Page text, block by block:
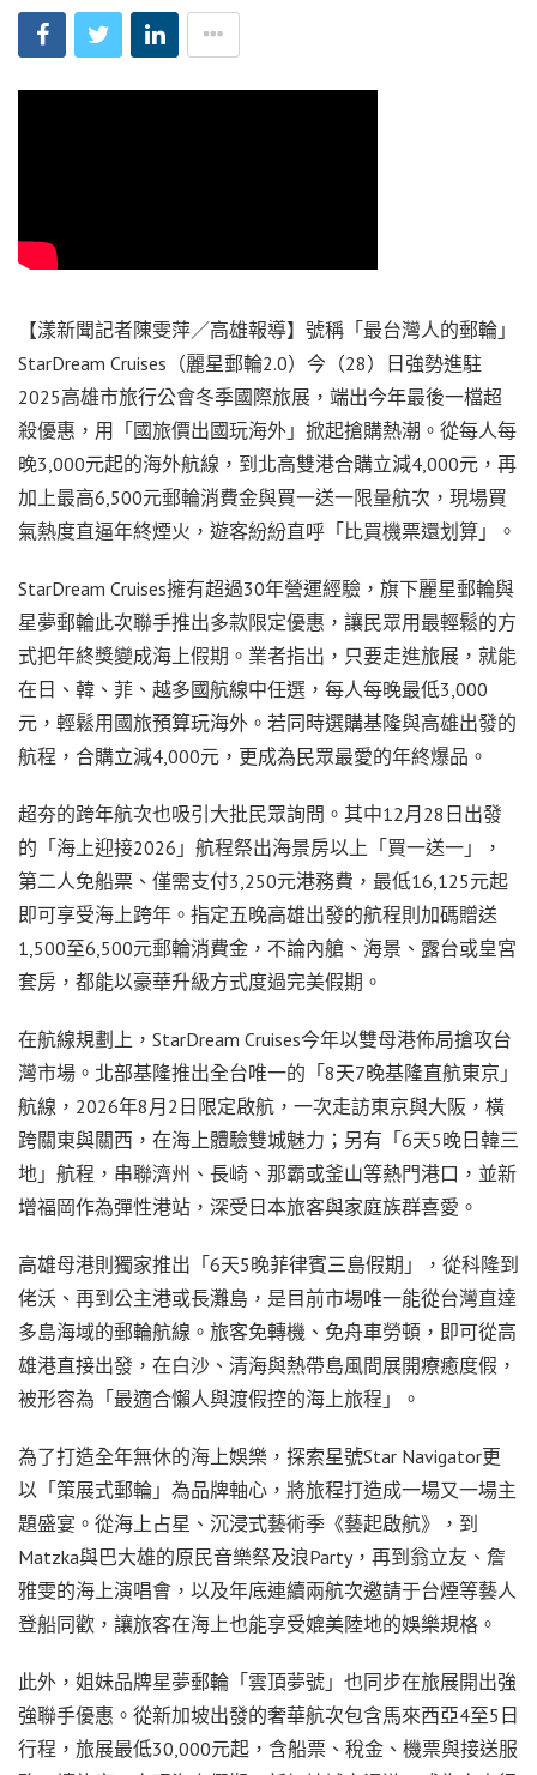
【漾新聞記者陳雯萍／高雄報導】號稱「最台灣人的郵輪」
StarDream Cruises（麗星郵輪2.0）今（28）日強勢進駐
2025高雄市旅行公會冬季國際旅展，端出今年最後一檔超
殺優惠，用「國旅價出國玩海外」掀起搶購熱潮。從每人每
晚3,000元起的海外航線，到北高雙港合購立減4,000元，再
加上最高6,500元郵輪消費金與買一送一限量航次，現場買
氣熱度直逼年終煙火，遊客紛紛直呼「比買機票還划算」。
StarDream Cruises擁有超過30年營運經驗，旗下麗星郵輪與
星夢郵輪此次聯手推出多款限定優惠，讓民眾用最輕鬆的方
式把年終獎變成海上假期。業者指出，只要走進旅展，就能
在日、韓、菲、越多國航線中任選，每人每晚最低3,000
元，輕鬆用國旅預算玩海外。若同時選購基隆與高雄出發的
航程，合購立減4,000元，更成為民眾最愛的年終爆品。
超夯的跨年航次也吸引大批民眾詢問。其中12月28日出發
的「海上迎接2026」航程祭出海景房以上「買一送一」，
第二人免船票、僅需支付3,250元港務費，最低16,125元起
即可享受海上跨年。指定五晚高雄出發的航程則加碼贈送
1,500至6,500元郵輪消費金，不論內艙、海景、露台或皇宮
套房，都能以豪華升級方式度過完美假期。
在航線規劃上，StarDream Cruises今年以雙母港佈局搶攻台
灣市場。北部基隆推出全台唯一的「8天7晚基隆直航東京」
航線，2026年8月2日限定啟航，一次走訪東京與大阪，橫
跨關東與關西，在海上體驗雙城魅力；另有「6天5晚日韓三
地」航程，串聯濟州、長崎、那霸或釜山等熱門港口，並新
增福岡作為彈性港站，深受日本旅客與家庭族群喜愛。
高雄母港則獨家推出「6天5晚菲律賓三島假期」，從科隆到
佬沃、再到公主港或長灘島，是目前市場唯一能從台灣直達
多島海域的郵輪航線。旅客免轉機、免舟車勞頓，即可從高
雄港直接出發，在白沙、清海與熱帶島風間展開療癒度假，
被形容為「最適合懶人與渡假控的海上旅程」。
為了打造全年無休的海上娛樂，探索星號Star Navigator更
以「策展式郵輪」為品牌軸心，將旅程打造成一場又一場主
題盛宴。從海上占星、沉浸式藝術季《藝起啟航》，到
Matzka與巴大雄的原民音樂祭及浪Party，再到翁立友、詹
雅雯的海上演唱會，以及年底連續兩航次邀請于台煙等藝人
登船同歡，讓旅客在海上也能享受媲美陸地的娛樂規格。
此外，姐妹品牌星夢郵輪「雲頂夢號」也同步在旅展開出強
強聯手優惠。從新加坡出發的奢華航次包含馬來西亞4至5日
行程，旅展最低30,000元起，含船票、稅金、機票與接送服